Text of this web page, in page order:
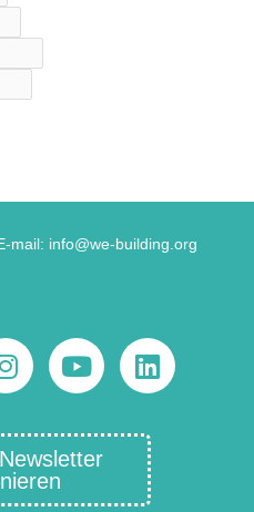
mail: info@we-building.org